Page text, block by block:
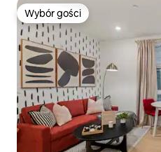
Wybór gości
Wybór gości